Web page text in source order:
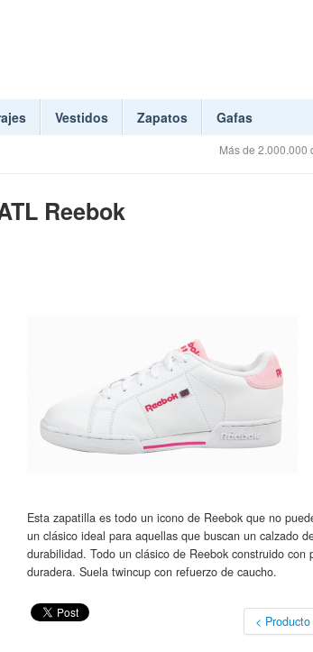
Vestidos Zapatos Gafas
Más de 2.000.000
Reebok
Esta zapatilla es todo un icono de Reebok que no
un clásico ideal para aquellas que buscan un calzado
durabilidad. Todo un clásico de Reebok construido
duradera. Suela twincup con refuerzo de caucho.
<